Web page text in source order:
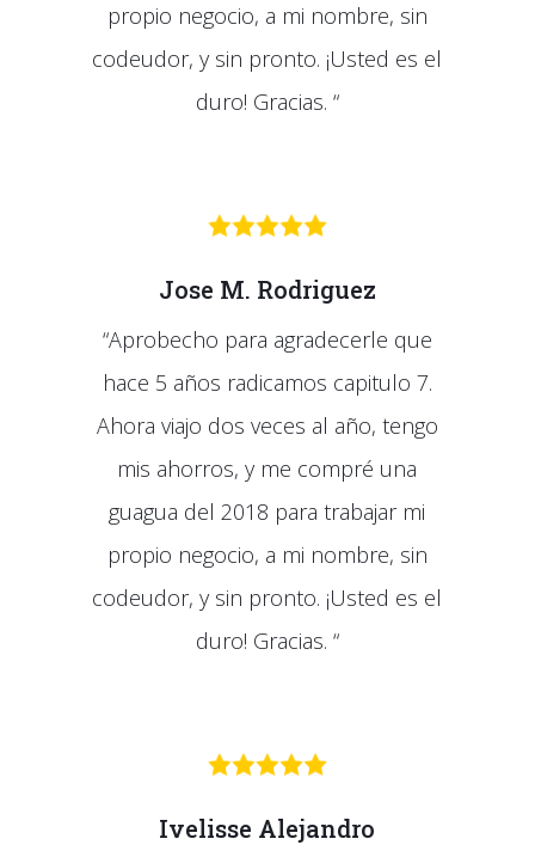
propio negocio, a mi nombre, sin
codeudor, y sin pronto. ¡Usted es el
duro! Gracias. “
Jose M. Rodriguez
“Aprobecho para agradecerle que
hace 5 años radicamos capitulo 7.
Ahora viajo dos veces al año, tengo
mis ahorros, y me compré una
guagua del 2018 para trabajar mi
propio negocio, a mi nombre, sin
codeudor, y sin pronto. ¡Usted es el
duro! Gracias. “
Ivelisse Alejandro